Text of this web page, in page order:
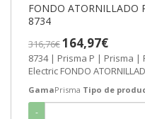
FONDO ATORNILLADO P
8734
316,76€164,97€
8734 | Prisma P | Prisma | Panel
Electric FONDO
GamaPrisma Tipo de
-